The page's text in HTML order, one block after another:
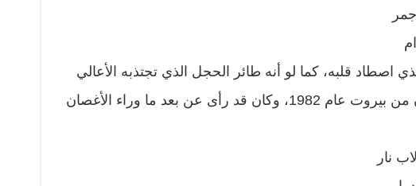
اصطاد قلبه، كما لو أنه طائر الحجل الذي تجتذبه الأعالي
حين رأى الغزاة يقتربون من بيروت عام 1982، وكان قد رأى عن بعد ما وراء الأغصان
نار